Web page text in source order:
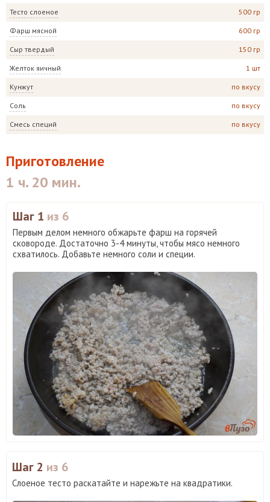
Тесто слоеное 500 гр
Фарш мясной 600 гр
Сыр твердый 150 гр
Желток яичный 1 шт
Кунжут по вкусу
Соль по вкусу
Смесь специй по вкусу
Приготовление
1 ч. 20 мин.
Шаг 1 из 6
Первым делом немного обжарьте фарш на горячей
сковороде. Достаточно 3-4 минуты, чтобы мясо немного
схватилось. Добавьте немного соли и специи.
Шаг 2 из 6
Слоеное тесто раскатайте и нарежьте на квадратики.